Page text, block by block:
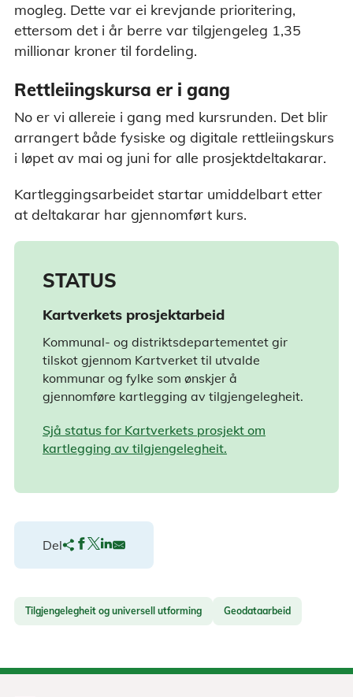
mogleg. Dette var ei krevjande prioritering,
ettersom det i år berre var tilgjengeleg 1,35
millionar kroner til fordeling.
Rettleiingskursa er i gang
No er vi allereie i gang med kursrunden. Det blir
arrangert både fysiske og digitale rettleiingskurs
i løpet av mai og juni for alle prosjektdeltakarar.
Kartleggingsarbeidet startar umiddelbart etter
at deltakarar har gjennomført kurs.
STATUS
Kartverkets prosjektarbeid
Kommunal- og distriktsdepartementet gir
tilskot gjennom Kartverket til utvalde
kommunar og fylke som ønskjer å
gjennomføre kartlegging av tilgjengelegheit.
Sjå status for Kartverkets prosjekt om
kartlegging av tilgjengelegheit.
Del
Tilgjengelegheit og universell utforming Geodataarbeid